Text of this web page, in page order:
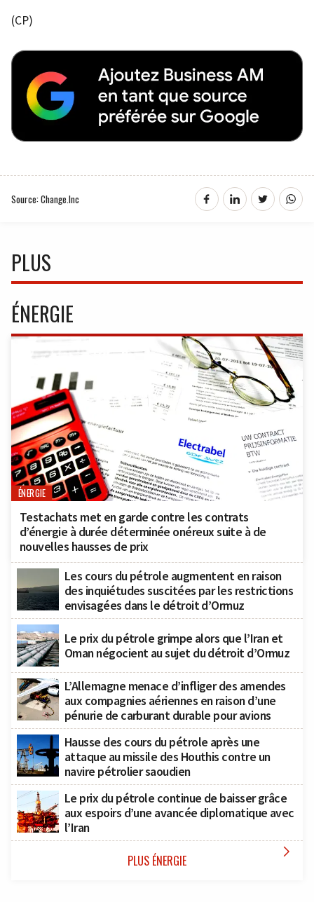
(CP)
Source: Change.Inc
PLUS
ÉNERGIE
ÉNERGIE
Testachats met en garde contre les contrats
d’énergie à durée déterminée onéreux suite à de
nouvelles hausses de prix
Les cours du pétrole augmentent en raison
des inquiétudes suscitées par les restrictions
envisagées dans le détroit d’Ormuz
Le prix du pétrole grimpe alors que l’Iran et
Oman négocient au sujet du détroit d’Ormuz
L’Allemagne menace d’infliger des amendes
aux compagnies aériennes en raison d’une
pénurie de carburant durable pour avions
Hausse des cours du pétrole après une
attaque au missile des Houthis contre un
navire pétrolier saoudien
Le prix du pétrole continue de baisser grâce
aux espoirs d’une avancée diplomatique avec
l’Iran
PLUS ÉNERGIE 